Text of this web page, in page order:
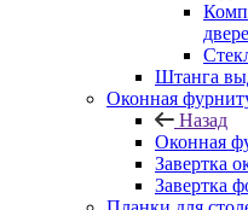
Штанга
Оконная
Назад
Оконная
Завертка
Завертка